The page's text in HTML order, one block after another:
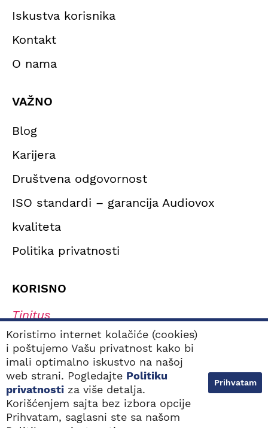
NAJBLIŽE
BESPLATAN POZIV
Iskustva korisnika
Kontakt
O nama
VAŽNO
Blog
Karijera
Društvena odgovornost
ISO standardi – garancija Audiovox
kvaliteta
Politika privatnosti
KORISNO
Tinitus
Simptomi oštećenja sluha
Tipovi oštećenja sluha
Navikavanje na slušni aparat
Kako odabrati najbolji slušni aparat?
Koristimo internet kolačiće (cookies)
i poštujemo Vašu privatnost kako bi
imali optimalno iskustvo na našoj
web strani. Pogledajte Politiku
privatnosti za više detalja.
Korišćenjem sajta bez izbora opcije
Prihvatam, saglasni ste sa našom
Prihvatam